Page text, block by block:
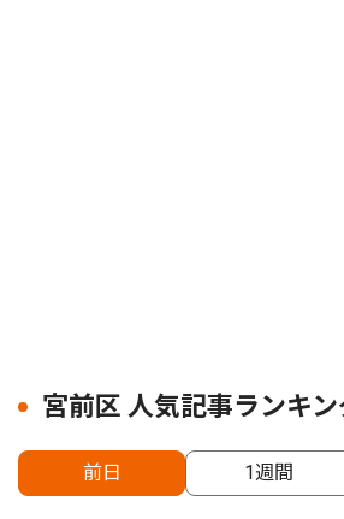
宮前区 人気記事ランキン
前日 1週間